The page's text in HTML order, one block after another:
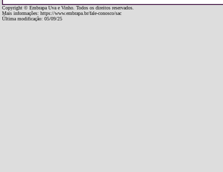
Copyright © Embrapa Uva e Vinho. Todos os direitos reservados.
Mais informações: https://www.embrapa.br/fale-conosco/sac
Última modificação: 05/09/25